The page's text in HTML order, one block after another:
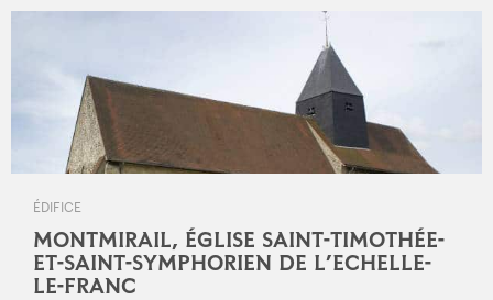
ÉDIFICE
MONTMIRAIL, ÉGLISE SAINT-TIMOTHÉE-
ET-SAINT-SYMPHORIEN DE L’ECHELLE-
LE-FRANC